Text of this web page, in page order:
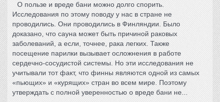
О пользе и вреде бани можно долго спорить.
Исследования по этому поводу у нас в стране не
проводились. Они проводились в Финляндии. Было
доказано, что сауна может быть причиной раковых
заболеваний, а если, точнее, рака легких. Также
посещение парилки вызывает осложнения в работе
сердечно-сосудистой системы. Но эти исследования не
учитывали тот факт, что финны являются одной из самых
«пьющих» и «курящих» стран во всем мире. Поэтому
утверждать с полной уверенностью о вреде бани не...